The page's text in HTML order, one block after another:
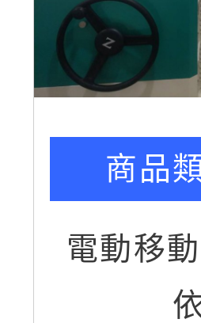
商品
電動移